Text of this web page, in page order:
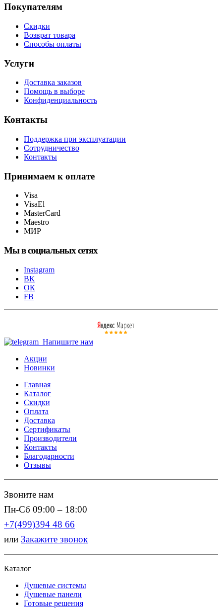
Покупателям
Скидки
Возврат товара
Способы оплаты
Услуги
Доставка заказов
Помощь в выборе
Конфиденциальность
Контакты
Поддержка при эксплуатации
Сотрудничество
Контакты
Принимаем к оплате
Visa
VisaEl
MasterCard
Maestro
МИР
Мы в социальных сетях
Instagram
ВК
ОК
FB
Напишите нам
Акции
Новинки
Главная
Каталог
Скидки
Оплата
Доставка
Сертификаты
Производители
Контакты
Благодарности
Отзывы
Звоните нам
Пн-Сб 09:00 – 18:00
+7(499)394 48 66
или Закажите звонок
Каталог
Душевые системы
Душевые панели
Готовые решения